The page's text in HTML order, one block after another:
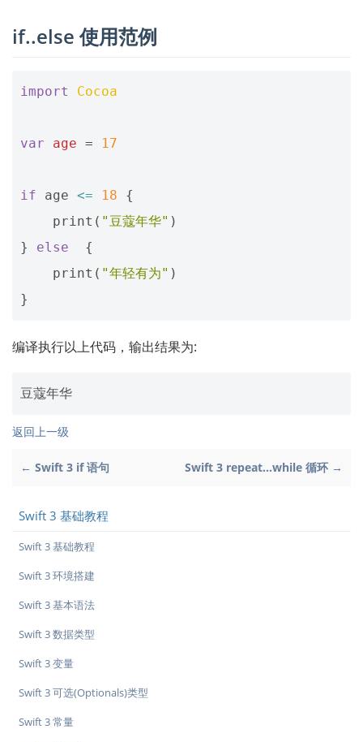
if..else 使用范例
import Cocoa
var age = 17
if age <= 18
{
print ( "豆蔻年华" )
}
else
{
print ( "年轻有为" )
}
编译执行以上代码，输出结果为:
返回上一级
← Swift 3 if 语句 Swift 3 repeat...while 循环 →
Swift 3 基础教程
Swift 3 基础教程
Swift 3 环境搭建
Swift 3 基本语法
Swift 3 数据类型
Swift 3 变量
Swift 3 可选(Optionals)类型
Swift 3 常量